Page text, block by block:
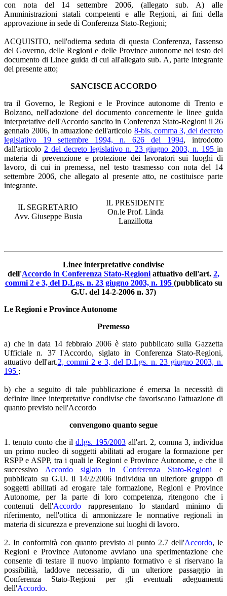
con nota del 14 settembre 2006, (allegato sub. A) alle
Amministrazioni statali competenti e alle Regioni, ai fini della
approvazione in sede di Conferenza Stato-Regioni;
ACQUISITO, nell'odierna seduta di questa Conferenza, l'assenso
del Governo, delle Regioni e delle Province autonome nel testo del
documento di Linee guida di cui all'allegato sub. A, parte integrante
del presente atto;
SANCISCE ACCORDO
tra il Governo, le Regioni e le Province autonome di Trento e
Bolzano, nell'adozione del documento concernente le linee guida
interpretative dell'Accordo sancito in Conferenza Stato-Regioni il 26
gennaio 2006, in attuazione dell'articolo 8-bis, comma 3, del decreto
legislativo 19 settembre 1994, n. 626 del 1994, introdotto
dall'articolo 2 del decreto legislativo n. 23 giugno 2003, n. 195 in
materia di prevenzione e protezione dei lavoratori sui luoghi di
lavoro, di cui in premessa, nel testo trasmesso con nota del 14
settembre 2006, che allegato al presente atto, ne costituisce parte
integrante.
IL SEGRETARIO
Avv. Giuseppe Busia
IL PRESIDENTE
On.le Prof. Linda
Lanzillotta
Linee interpretative condivise
dell'Accordo in Conferenza Stato-Regioni attuativo dell'art. 2,
commi 2 e 3, del D.Lgs. n. 23 giugno 2003, n. 195 (pubblicato su
G.U. del 14-2-2006 n. 37)
Le Regioni e Province Autonome
Premesso
a) che in data 14 febbraio 2006 è stato pubblicato sulla Gazzetta
Ufficiale n. 37 l'Accordo, siglato in Conferenza Stato-Regioni,
attuativo dell'art.2, commi 2 e 3, del D.Lgs. n. 23 giugno 2003, n.
195 ;
b) che a seguito di tale pubblicazione é emersa la necessità di
definire linee interpretative condivise che favoriscano l'attuazione di
quanto previsto nell'Accordo
convengono quanto segue
1. tenuto conto che il d.lgs. 195/2003 all'art. 2, comma 3, individua
un primo nucleo di soggetti abilitati ad erogare la formazione per
RSPP e ASPP, tra i quali le Regioni e Province Autonome, e che il
successivo Accordo siglato in Conferenza Stato-Regioni e
pubblicato su G.U. il 14/2/2006 individua un ulteriore gruppo di
soggetti abilitati ad erogare tale formazione, Regioni e Province
Autonome, per la parte di loro competenza, ritengono che i
contenuti dell'Accordo rappresentano lo standard minimo di
riferimento, nell'ottica di armonizzare le normative regionali in
materia di sicurezza e prevenzione sui luoghi di lavoro.
2. In conformità con quanto previsto al punto 2.7 dell'Accordo, le
Regioni e Province Autonome avviano una sperimentazione che
consente di testare il nuovo impianto formativo e si riservano la
possibilità, laddove necessario, di un ulteriore passaggio in
Conferenza Stato-Regioni per gli eventuali adeguamenti
dell'Accordo.